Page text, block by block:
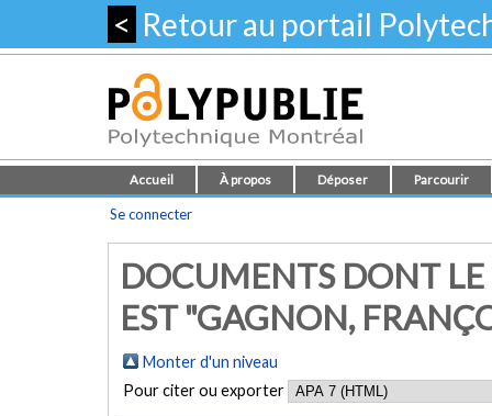
< Retour au portail
Accueil À propos Déposer Parcourir
Se connecter
DOCUMENTS DONT
EST "GAGNON,
Monter d'un niveau
Pour citer ou exporter